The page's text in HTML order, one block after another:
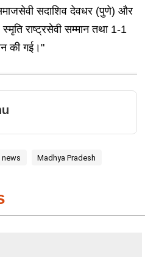
सदाशिव देवधर (पुणे) और
राष्ट्रसेवी सम्मान तथा 1-1
की गई।"
Madhya Pradesh